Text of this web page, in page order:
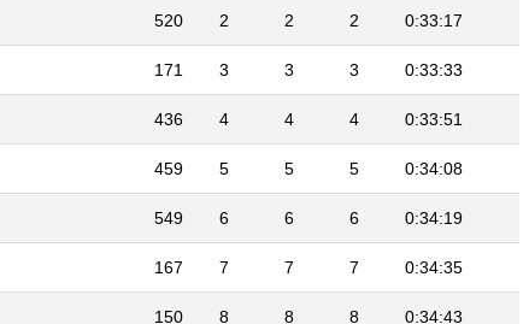
520 2 2 2 0:33:17
171 3 3 3 0:33:33
436 4 4 4 0:33:51
459 5 5 5 0:34:08
549 6 6 6 0:34:19
167 7 7 7 0:34:35
150 8 8 8 0:34:43